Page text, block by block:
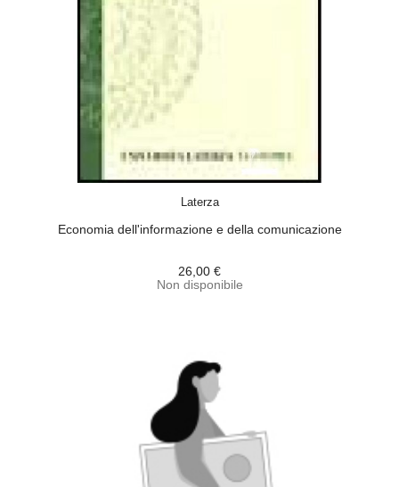
Laterza
Economia dell'informazione e della comunicazione
26,00 €
Non disponibile